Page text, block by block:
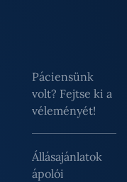
Páciensünk
volt? Fejtse ki a
véleményét!
Állásajánlatok
ápolói